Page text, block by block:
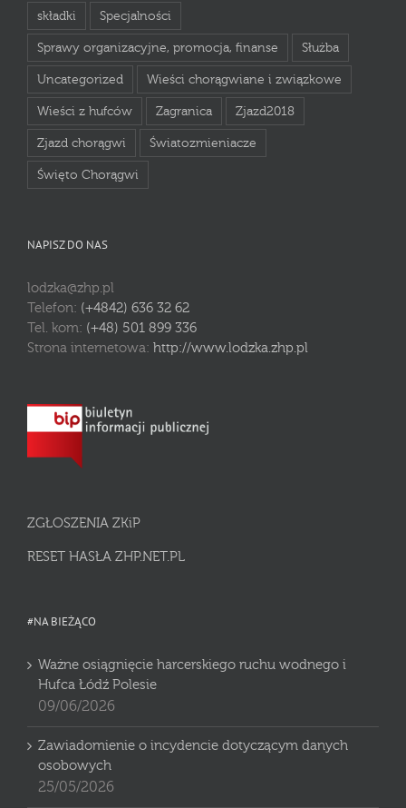
składki Specjalności
Sprawy organizacyjne, promocja, finanse Służba
Uncategorized Wieści chorągwiane i związkowe
Wieści z hufców Zagranica Zjazd2018
Zjazd chorągwi Światozmieniacze
Święto Chorągwi
NAPISZ DO NAS
lodzka@zhp.pl
Telefon: (+4842) 636 32 62
Tel. kom: (+48) 501 899 336
Strona internetowa: http://www.lodzka.zhp.pl
ZGŁOSZENIA ZKiP
RESET HASŁA ZHP.NET.PL
#NA BIEŻĄCO
Ważne osiągnięcie harcerskiego ruchu wodnego i
Hufca Łódź Polesie
09/06/2026
Zawiadomienie o incydencie dotyczącym danych
osobowych
25/05/2026